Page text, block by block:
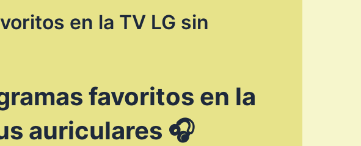
en la TV LG sin
favoritos en la
auriculares 🎧